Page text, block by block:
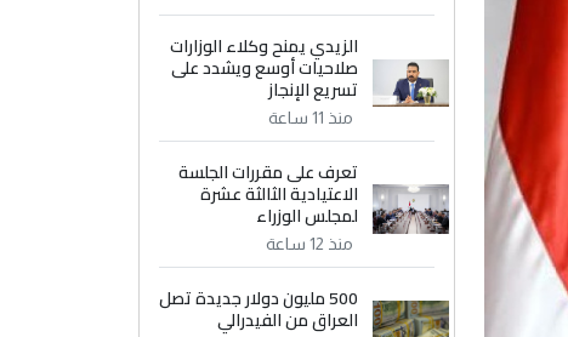
الزيدي يمنح وكلاء الوزارات
صلاحيات أوسع ويشدد على
تسريع الإنجاز
منذ 11 ساعة
تعرف على مقررات الجلسة
الاعتيادية الثالثة عشرة
لمجلس الوزراء
منذ 12 ساعة
500 مليون دولار جديدة تصل
العراق من الفيدرالي